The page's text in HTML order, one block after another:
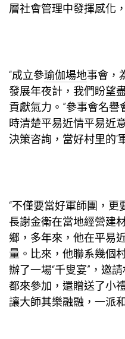
層社會管理中發揮感化
“成立參瑜伽場地事會，
發展年夜計，我們盼望
貢獻氣力。”參事會名譽
時清楚平易近情平易近
決策咨詢，當好村里的‘
“不僅要當好軍師團，更
長謝金衛在當地經營建
鄉，多年來，他在平易
量。比來，他聯系幾個
辦了一場“千叟宴”，邀
都來參加，還贈送了小
讓大師其樂融融，一派